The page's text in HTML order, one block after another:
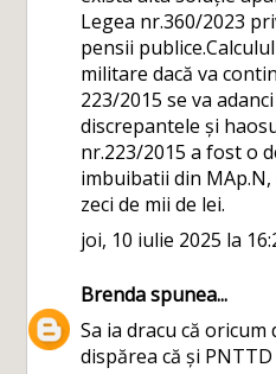
Legea nr.360/2023
pensii
militare dacă va
223/2015 se va
discrepantele și
nr.223/2015 a fost o
imbuibatii din
zeci de mii de lei.
joi, 10 iulie 2025 la
Brendaspunea...
Sa ia dracu că
dispărea că și PNTTD